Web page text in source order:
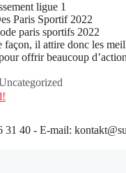
ligue 1
Paris Sportif 2022
paris sportifs 2022
façon, il attire donc les
offrir beaucoup
31 40 - E-mail: